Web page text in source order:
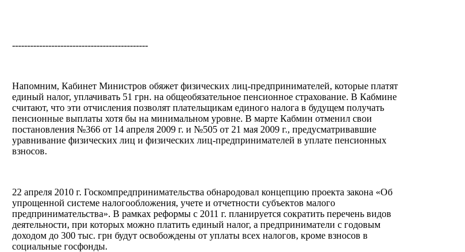
---------------------------------------------
Напомним, Кабинет Министров обяжет физических лиц-предпринимателей, которые платят
единый налог, уплачивать 51 грн. на общеобязательное пенсионное страхование. В Кабмине
считают, что эти отчисления позволят плательщикам единого налога в будущем получать
пенсионные выплаты хотя бы на минимальном уровне. В марте Кабмин отменил свои
постановления №366 от 14 апреля 2009 г. и №505 от 21 мая 2009 г., предусматривавшие
уравнивание физических лиц и физических лиц-предпринимателей в уплате пенсионных
взносов.
22 апреля 2010 г. Госкомпредпринимательства обнародовал концепцию проекта закона «Об
упрощенной системе налогообложения, учете и отчетности субъектов малого
предпринимательства». В рамках реформы с 2011 г. планируется сократить перечень видов
деятельности, при которых можно платить единый налог, а предприниматели с годовым
доходом до 300 тыс. грн будут освобождены от уплаты всех налогов, кроме взносов в
социальные госфонды.